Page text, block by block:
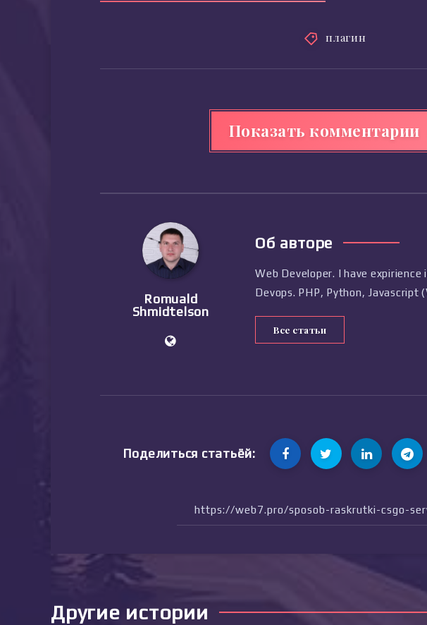
плагин
Показать комментарии
Romuald
Shmidtelson
Об авторе
Web Developer. I have expirience
Devops. PHP, Python, Javascript
Все статьи
Поделиться статьёй:
Другие истории